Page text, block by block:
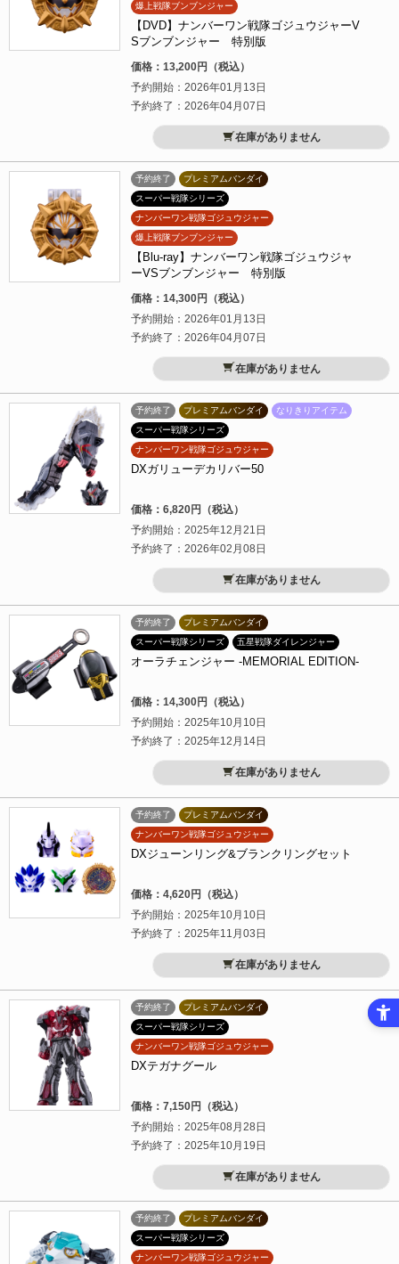
爆上戦隊ブンブンジャー
【DVD】ナンバーワン戦隊ゴジュウジャーV
Sブンブンジャー 特別版
価格：13,200円（税込）
予約開始：2026年01月13日
予約終了：2026年04月07日
在庫がありません
予約終了
プレミアムバンダイ
スーパー戦隊シリーズ
ナンバーワン戦隊ゴジュウジャー
爆上戦隊ブンブンジャー
【Blu-ray】ナンバーワン戦隊ゴジュウジャ
ーVSブンブンジャー 特別版
価格：14,300円（税込）
予約開始：2026年01月13日
予約終了：2026年04月07日
在庫がありません
予約終了 プレミアムバンダイ
なりきりアイテム
スーパー戦隊シリーズ
ナンバーワン戦隊ゴジュウジャー
DXガリューデカリバー50
価格：6,820円（税込）
予約開始：2025年12月21日
予約終了：2026年02月08日
在庫がありません
予約終了
プレミアムバンダイ
スーパー戦隊シリーズ
五星戦隊ダイレンジャー
オーラチェンジャー -MEMORIAL EDITION-
価格：14,300円（税込）
予約開始：2025年10月10日
予約終了：2025年12月14日
在庫がありません
予約終了
プレミアムバンダイ
ナンバーワン戦隊ゴジュウジャー
DXジューンリング&ブランクリングセット
価格：4,620円（税込）
予約開始：2025年10月10日
予約終了：2025年11月03日
在庫がありません
予約終了
プレミアムバンダイ
スーパー戦隊シリーズ
ナンバーワン戦隊ゴジュウジャー
DXテガナグール
価格：7,150円（税込）
予約開始：2025年08月28日
予約終了：2025年10月19日
在庫がありません
予約終了
プレミアムバンダイ
スーパー戦隊シリーズ
ナンバーワン戦隊ゴジュウジャー